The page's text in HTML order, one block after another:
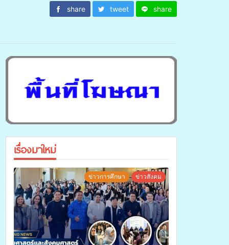
share tweet share
เรื่องมาใหม่
ข่าวการศึกษา ข่าวสังคม